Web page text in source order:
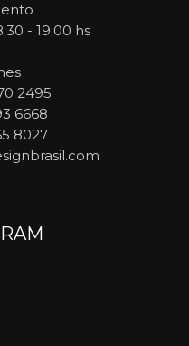
- 19:00 hs
2495
6668
8027